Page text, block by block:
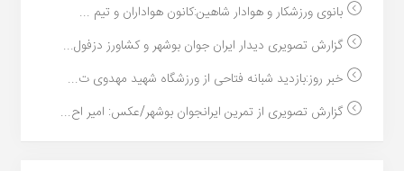
بانوی ورزشکار و هوادار شاهین:کانون هواداران و تیم ...
گزارش تصویری دیدار ایران جوان بوشهر و کشاورز دزفول...
خبر روز:بازدید شبانه فتاحی از ورزشگاه شهید مهدوی ت...
گزارش تصویری از تمرین ایرانجوان بوشهر/عکس: امیر اح...